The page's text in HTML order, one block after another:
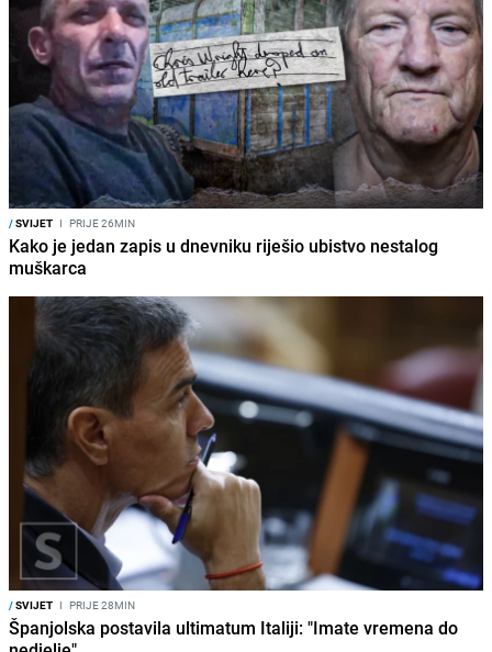
/SVIJET I PRIJE 26MIN
Kako je jedan zapis u dnevniku riješio ubistvo nestalog
muškarca
/SVIJET I PRIJE 28MIN
Španjolska postavila ultimatum Italiji: "Imate vremena do